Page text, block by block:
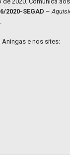
2020-SEGAD –
.
Aningas e nos sites: